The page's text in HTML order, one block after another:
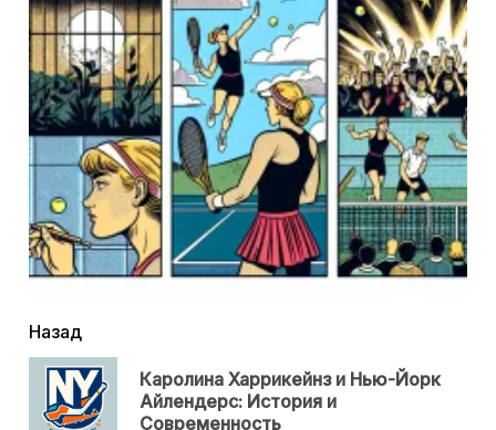
читать
еще
Назад
Каролина Харрикейнз и Нью-Йорк
Айлендерс: История и
Современность